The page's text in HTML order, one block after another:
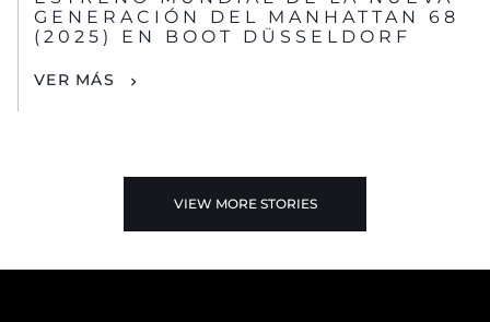
GENERACIÓN DEL MANHATTAN 68
(2025) EN BOOT DÜSSELDORF
VER MÁS
VIEW MORE STORIES